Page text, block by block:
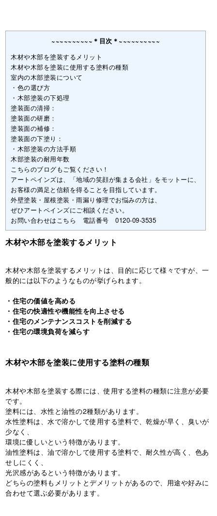
~~~~~~~~~~＊目次＊~~~~~~~~~~
木材や木部を塗装するメリット
木材や木部を塗装に使用する塗料の種類
室内の木部塗装について
・色の選び方
・木部塗装の下処理
塗装面の清掃：
塗装面の研磨：
塗装面の補修：
塗装面の下塗り：
・木部塗装の方法手順
木部塗装の耐用年数
こちらのブログもご覧ください！
アートペインズは、「地域の笑顔が集まる会社」をモットーに、
お客様の満足と信頼を得ることを目指しています。
外壁塗装・屋根塗装・雨漏り修理でお悩みの方は、
ぜひアートペインズにご相談ください。
お問い合わせはこちら 電話番号 0120-09-3535
木材や木部を塗装するメリット
木材や木部を塗装するメリットは、目的に応じて様々ですが、一
般的には以下のようなものが挙げられます。
・住宅の価値を高める
・住宅の快適性や機能性を向上させる
・住宅のメンテナンスコストを削減する
・住宅の環境負荷を減らす
木材や木部を塗装に使用する塗料の種類
木材や木部を塗装する際には、使用する塗料の種類に注意が必要
です。
塗料には、水性と油性の2種類があります。
水性塗料は、水で溶かして使用する塗料で、乾燥が早く、臭いが
少なく、
環境に優しいという特徴があります。
油性塗料は、油で溶かして使用する塗料で、耐久性が高く、色あ
せしにくく、
光沢感があるという特徴があります。
どちらの塗料もメリットとデメリットがあるので、用途や好みに
合わせて選ぶ必要があります。